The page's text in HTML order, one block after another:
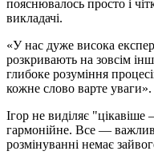
пояснювалось просто і
викладачі.
«У нас дуже висока
розкривають на зовсім
глибоке розуміння
кожне слово варте уваги».
Ігор не виділяє
гармонійне. Все —
розмінуванні немає